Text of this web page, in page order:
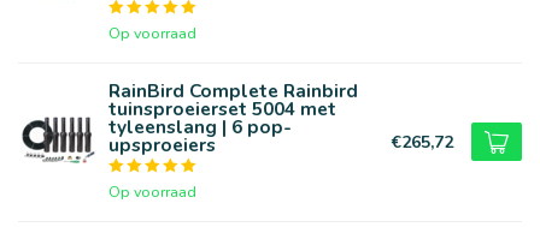
Op voorraad
RainBird Complete Rainbird
tuinsproeierset 5004 met
tyleenslang | 6 pop-
upsproeiers
Op voorraad
€265,72